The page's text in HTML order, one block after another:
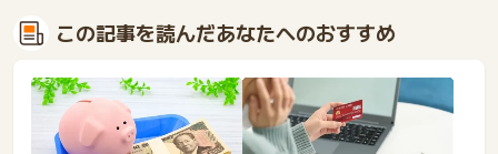
この記事を読んだあなたへのおすすめ